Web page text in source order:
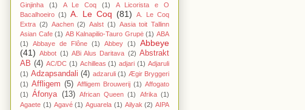
Ginjinha
(1) A Le Coq (1)
A Licorista e O
Bacalhoeiro (1) A. Le Coq (81)
A. Le Coq
Extra (2) Aachen (2) Aalst (1) Aasia toit Tallinn
Asian Cafe (1) AB Kalnapilio-Tauro Grupė (1) ABA
(1)
Abbaye de Flône (1) Abbey (1)
Abbeye
(41)
Abbot (1) ABi Alus Daritava (2) Abstrakt
AB (4) AC/DC (1) Achilleas (1) adjari (1) Adjaruli
(1) Adzapsandali (4) adzaruli (1) Ægir Bryggeri
(1) Affligem (5) Affligem Brouwerij (1) Affogato
(1)
Áfonya (13) African Queen (1) Afrika (1)
Agaete (1) Agavé (1) Aguarela (1) Ailyak (2) AIPA